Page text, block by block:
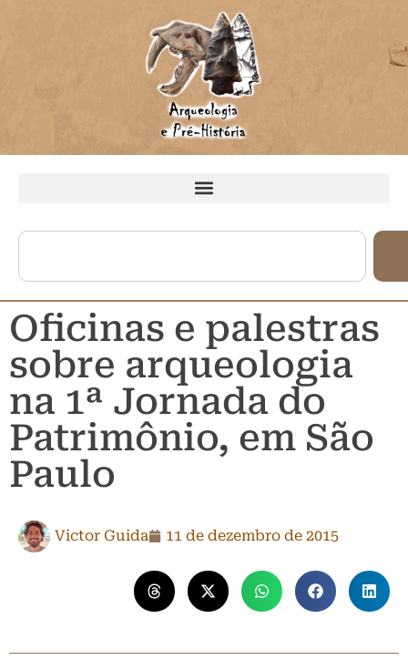
Oficinas e palestras
sobre arqueologia
na 1ª Jornada do
Patrimônio, em São
Paulo
Victor Guida 11 de dezembro de 2015